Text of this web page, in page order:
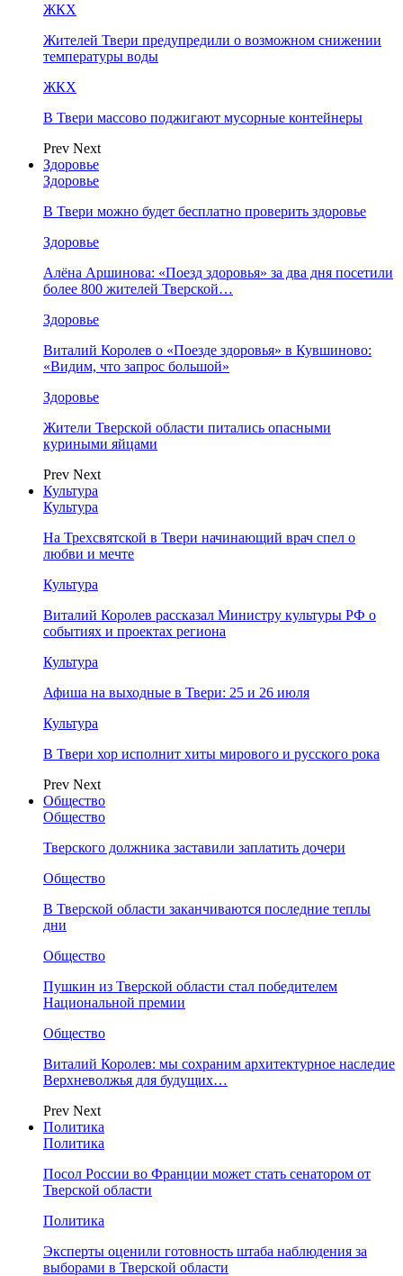
ЖКХ
Жителей Твери предупредили о возможном снижении
температуры воды
ЖКХ
В Твери массово поджигают мусорные контейнеры
Prev Next
Здоровье
Здоровье
В Твери можно будет бесплатно проверить здоровье
Здоровье
Алёна Аршинова: «Поезд здоровья» за два дня посетили
более 800 жителей Тверской…
Здоровье
Виталий Королев о «Поезде здоровья» в Кувшиново:
«Видим, что запрос большой»
Здоровье
Жители Тверской области питались опасными
куриными яйцами
Prev Next
Культура
Культура
На Трехсвятской в Твери начинающий врач спел о
любви и мечте
Культура
Виталий Королев рассказал Министру культуры РФ о
событиях и проектах региона
Культура
Афиша на выходные в Твери: 25 и 26 июля
Культура
В Твери хор исполнит хиты мирового и русского рока
Prev Next
Общество
Общество
Тверского должника заставили заплатить дочери
Общество
В Тверской области заканчиваются последние теплы
дни
Общество
Пушкин из Тверской области стал победителем
Национальной премии
Общество
Виталий Королев: мы сохраним архитектурное наследие
Верхневолжья для будущих…
Prev Next
Политика
Политика
Посол России во Франции может стать сенатором от
Тверской области
Политика
Эксперты оценили готовность штаба наблюдения за
выборами в Тверской области